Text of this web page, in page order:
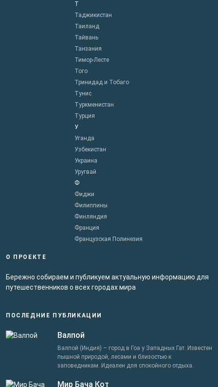
Т
Таджикистан
Таиланд
Тайвань
Танзания
Тимор-Лесте
Того
Тринидад и Тобаго
Тунис
Туркменистан
Турция
У
Уганда
Узбекистан
Украина
Уругвай
Ф
Фиджи
Филиппины
Финляндия
Франция
Французская Полинезия
О ПРОЕКТЕ
Бережно собираем и публикуем актуальную информацию для
путешественников о всех городах мира
ПОСЛЕДНИЕ ПУБЛИКАЦИИ
Валпой
Валпой (Индия) – город в Гоа у Западных Гат. Известен
пышной природой, лесами и близостью к
заповедникам. Идеален для спокойного отдыха.
Мир Бача Кот